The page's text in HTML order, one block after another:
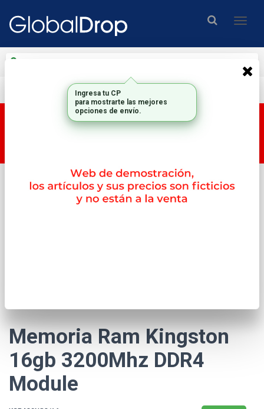
Envío gratis en compras mayores a $200.000.-
Esta tienda es una tienda DEMO, por lo tanto los
productos y su correspondiente PRECIO no son
Inicio Memorias 1memorias Propietaria
Memoria Ram Kingston
16gb 3200Mhz DDR4
Module
Ingresa tu CP
para mostrarte las mejores
opciones de envío.